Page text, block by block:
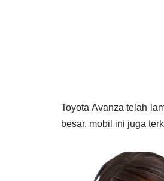
Toyota Avanza telah
besar, mobil ini juga